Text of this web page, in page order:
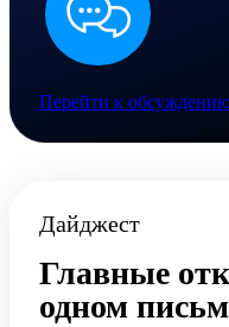
Перейти к
Дайджест
Главные
одном